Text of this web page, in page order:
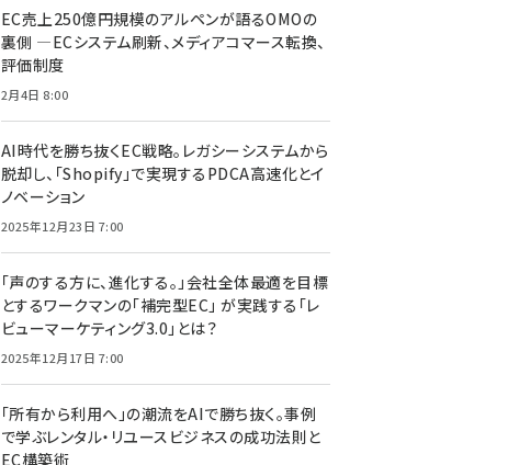
EC売上250億円規模のアルペンが語るOMOの
裏側 ―ECシステム刷新、メディアコマース転換、
評価制度
2月4日 8:00
AI時代を勝ち抜くEC戦略。レガシーシステムから
脱却し、「Shopify」で実現するPDCA高速化とイ
ノベーション
2025年12月23日 7:00
「声のする方に、進化する。」会社全体最適を目標
とするワークマンの「補完型EC」 が実践する「レ
ビューマーケティング3.0」とは？
2025年12月17日 7:00
「所有から利用へ」の潮流をAIで勝ち抜く。事例
で学ぶレンタル・リユースビジネスの成功法則と
EC構築術